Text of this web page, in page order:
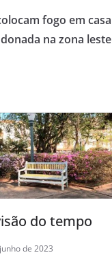
fogo em casa
na zona leste
do tempo
de 2023